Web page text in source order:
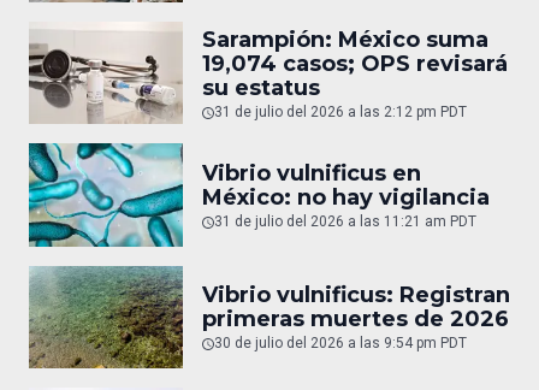
Sarampión: México suma
19,074 casos; OPS revisará
su estatus
31 de julio del 2026 a las 2:12 pm PDT
Vibrio vulnificus en
México: no hay vigilancia
31 de julio del 2026 a las 11:21 am PDT
Vibrio vulnificus: Registran
primeras muertes de 2026
30 de julio del 2026 a las 9:54 pm PDT